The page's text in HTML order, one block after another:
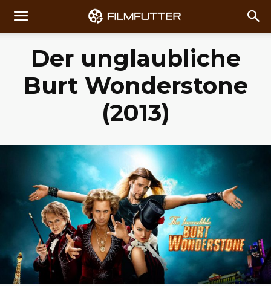
Der unglaubliche
Burt Wonderstone
(2013)